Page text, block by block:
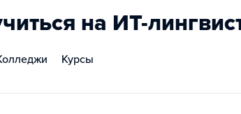
на ИТ-
Курсы